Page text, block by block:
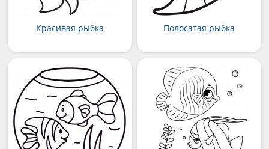
Красивая рыбка Полосатая рыбка